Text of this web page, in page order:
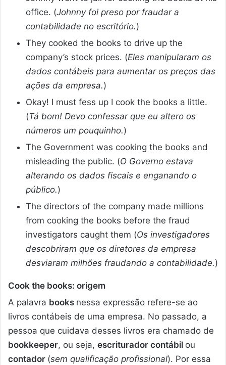
office. (Johnny foi preso por fraudar a
contabilidade no escritório.)
They cooked the books to drive up the
company’s stock prices. (Eles manipularam os
dados contábeis para aumentar os preços das
ações da empresa.)
Okay! I must fess up I cook the books a little.
(Tá bom! Devo confessar que eu altero os
números um pouquinho.)
The Government was cooking the books and
misleading the public. (O Governo estava
alterando os dados fiscais e enganando o
público.)
The directors of the company made millions
from cooking the books before the fraud
investigators caught them (Os investigadores
descobriram que os diretores da empresa
desviaram milhões fraudando a contabilidade.)
Cook the books: origem
A palavra books nessa expressão refere-se ao
livros contábeis de uma empresa. No passado, a
pessoa que cuidava desses livros era chamado de
bookkeeper, ou seja, escriturador contábil ou
contador (sem qualificação profissional). Por essa